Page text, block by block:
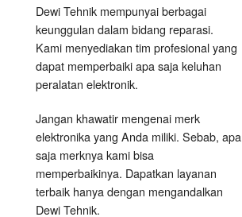
Dewi Tehnik mempunyai berbagai
keunggulan dalam bidang reparasi.
Kami menyediakan tim profesional yang
dapat memperbaiki apa saja keluhan
peralatan elektronik.
Jangan khawatir mengenai merk
elektronika yang Anda miliki. Sebab, apa
saja merknya kami bisa
memperbaikinya. Dapatkan layanan
terbaik hanya dengan mengandalkan
Dewi Tehnik.